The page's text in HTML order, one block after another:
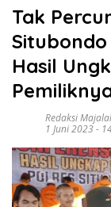
Tak
Hasil
Redaksi
1 Juni 2023 -